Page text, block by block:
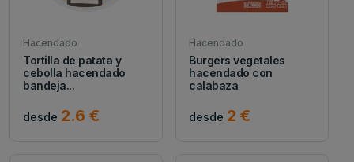
Hacendado
Tortilla de patata y
cebolla hacendado
bandeja...
desde 2.6 €
Hacendado
Burgers vegetales
hacendado con
calabaza
desde 2 €